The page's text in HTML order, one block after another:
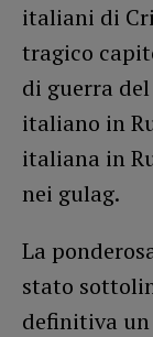
italiani di
tragico
di guerra
italiano in
italiana in
nei gulag.
La
stato
definitiva